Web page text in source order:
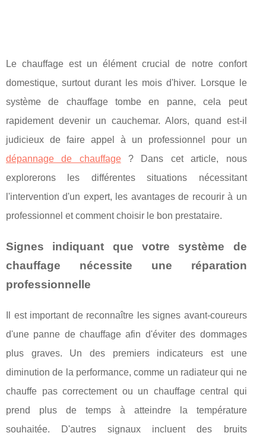
Le chauffage est un élément crucial de notre confort
domestique, surtout durant les mois d'hiver. Lorsque le
système de chauffage tombe en panne, cela peut
rapidement devenir un cauchemar. Alors, quand est-il
judicieux de faire appel à un professionnel pour un
dépannage de chauffage? Dans cet article, nous
explorerons les différentes situations nécessitant
l'intervention d'un expert, les avantages de recourir à un
professionnel et comment choisir le bon prestataire.
Signes indiquant que votre système de
chauffage nécessite une réparation
professionnelle
Il est important de reconnaître les signes avant-coureurs
d'une panne de chauffage afin d'éviter des dommages
plus graves. Un des premiers indicateurs est une
diminution de la performance, comme un radiateur qui ne
chauffe pas correctement ou un chauffage central qui
prend plus de temps à atteindre la température
souhaitée. D'autres signaux incluent des bruits